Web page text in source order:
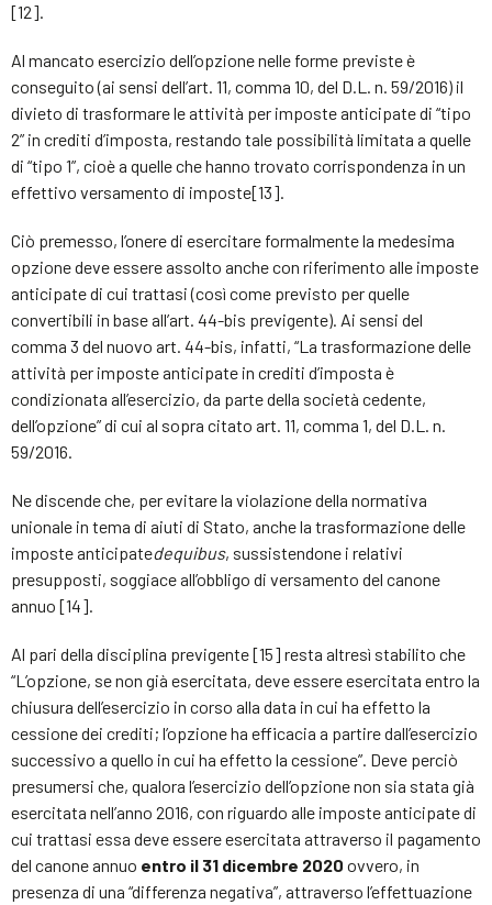
[12].
Al mancato esercizio dell’opzione nelle forme previste è
conseguito (ai sensi dell’art. 11, comma 10, del D.L. n. 59/2016) il
divieto di trasformare le attività per imposte anticipate di “tipo
2” in crediti d’imposta, restando tale possibilità limitata a quelle
di “tipo 1”, cioè a quelle che hanno trovato corrispondenza in un
effettivo versamento di imposte[13].
Ciò premesso, l’onere di esercitare formalmente la medesima
opzione deve essere assolto anche con riferimento alle imposte
anticipate di cui trattasi (così come previsto per quelle
convertibili in base all’art. 44-bis previgente). Ai sensi del
comma 3 del nuovo art. 44-bis, infatti, “La trasformazione delle
attività per imposte anticipate in crediti d’imposta è
condizionata all’esercizio, da parte della società cedente,
dell’opzione” di cui al sopra citato art. 11, comma 1, del D.L. n.
59/2016.
Ne discende che, per evitare la violazione della normativa
unionale in tema di aiuti di Stato, anche la trasformazione delle
imposte anticipatedequibus, sussistendone i relativi
presupposti, soggiace all’obbligo di versamento del canone
annuo [14].
Al pari della disciplina previgente [15] resta altresì stabilito che
“L’opzione, se non già esercitata, deve essere esercitata entro la
chiusura dell’esercizio in corso alla data in cui ha effetto la
cessione dei crediti; l’opzione ha efficacia a partire dall’esercizio
successivo a quello in cui ha effetto la cessione”. Deve perciò
presumersi che, qualora l’esercizio dell’opzione non sia stata già
esercitata nell’anno 2016, con riguardo alle imposte anticipate di
cui trattasi essa deve essere esercitata attraverso il pagamento
del canone annuo entro il 31 dicembre 2020 ovvero, in
presenza di una “differenza negativa”, attraverso l’effettuazione